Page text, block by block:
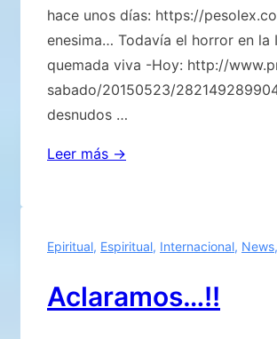
hace unos días: https://
enesima… Todavía el horror en la
quemada viva -Hoy: http://
sabado/20150523/
desnudos …
EL
DECLIVE
ESTA
Leer más →
Epiritual, Espiritual, Internacional, News,
Aclaramos…!!